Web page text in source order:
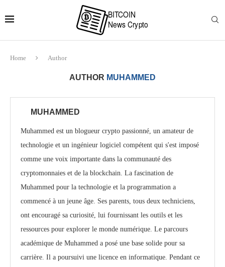
Home Author
AUTHOR MUHAMMED
MUHAMMED
Muhammed est un blogueur crypto passionné, un amateur de
technologie et un ingénieur logiciel compétent qui s'est imposé
comme une voix importante dans la communauté des
cryptomonnaies et de la blockchain. La fascination de
Muhammed pour la technologie et la programmation a
commencé à un jeune âge. Ses parents, tous deux techniciens,
ont encouragé sa curiosité, lui fournissant les outils et les
ressources pour explorer le monde numérique. Le parcours
académique de Muhammed a posé une base solide pour sa
carrière. Il a poursuivi une licence en informatique. Pendant ce